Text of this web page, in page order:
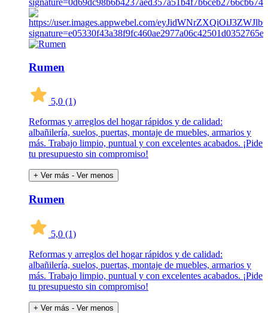
Rumen
5,0 (1)
Reformas y arreglos del hogar rápidos y de calidad:
albañilería, suelos, puertas, montaje de muebles, armarios y
más. Trabajo limpio, puntual y con excelentes acabados. ¡Pide
tu presupuesto sin compromiso!
+ Ver más - Ver menos
Rumen
5,0 (1)
Reformas y arreglos del hogar rápidos y de calidad:
albañilería, suelos, puertas, montaje de muebles, armarios y
más. Trabajo limpio, puntual y con excelentes acabados. ¡Pide
tu presupuesto sin compromiso!
+ Ver más - Ver menos